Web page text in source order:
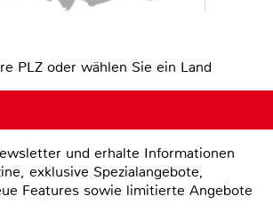
PLZ oder wählen Sie ein Land
und erhalte Informationen
exklusive Spezialangebote,
Features sowie limitierte Angebote